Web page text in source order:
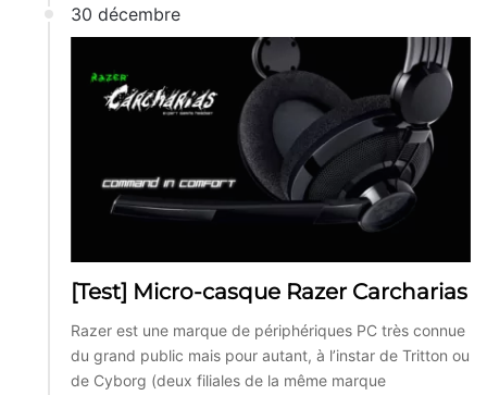
30 décembre
[Test] Micro-casque Razer Carcharias
Razer est une marque de périphériques PC très connue
du grand public mais pour autant, à l’instar de Tritton ou
de Cyborg (deux filiales de la même marque